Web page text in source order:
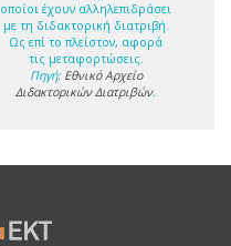
οποίοι έχουν αλληλεπιδράσει
με τη διδακτορική διατριβή.
Ως επί το πλείστον, αφορά
τις μεταφορτώσεις.
Πηγή: Εθνικό Αρχείο
Διδακτορικών Διατριβών.